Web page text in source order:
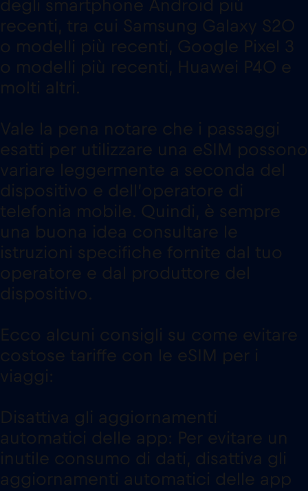
degli smartphone Android più
recenti, tra cui Samsung Galaxy S20
o modelli più recenti, Google Pixel 3
o modelli più recenti, Huawei P40 e
molti altri.
Vale la pena notare che i passaggi
esatti per utilizzare una eSIM possono
variare leggermente a seconda del
dispositivo e dell’operatore di
telefonia mobile. Quindi, è sempre
una buona idea consultare le
istruzioni specifiche fornite dal tuo
operatore e dal produttore del
dispositivo.
Ecco alcuni consigli su come evitare
costose tariffe con le eSIM per i
viaggi:
Disattiva gli aggiornamenti
automatici delle app: Per evitare un
inutile consumo di dati, disattiva gli
aggiornamenti automatici delle app